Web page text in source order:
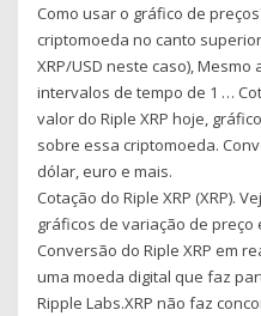
Como usar o gráfico de
criptomoeda no canto
XRP/USD neste caso),
intervalos de tempo de 1 …
valor do Riple XRP hoje,
sobre essa criptomoeda.
dólar, euro e mais.
Cotação do Riple XRP (XRP).
gráficos de variação de
Conversão do Riple XRP em
uma moeda digital que faz
Ripple Labs.XRP não faz